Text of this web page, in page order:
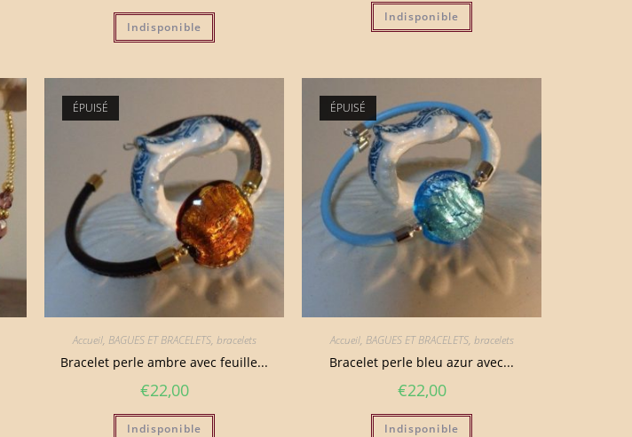
Indisponible
Indisponible
ÉPUISÉ
Accueil, BAGUES ET BRACELETS, bracelets
Bracelet perle ambre avec feuille...
€22,00
Indisponible
ÉPUISÉ
Accueil, BAGUES ET BRACELETS, bracelets
Bracelet perle bleu azur avec...
€22,00
Indisponible